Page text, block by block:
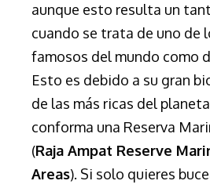
aunque esto resulta un
cuando se trata de uno de
famosos del mundo como
Esto es debido a su gran
de las más ricas del
conforma una Reserva
(Raja Ampat Reserve
Areas). Si solo quieres